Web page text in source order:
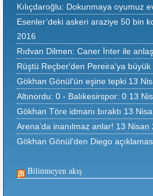
Kılıçdaroğlu: Dokunmaya oyumuz
Esenler’deki askeri araziye 50 bin
2016
Rıdvan Dilmen: Caner İnter ile
Rüştü Reçber'den Pereira'ya büyük
Gökhan Gönül'ün eşine tepki 13
Altınordu: 0 - Balıkesirspor: 0 13
Gökhan Töre idmanı bıraktı 13
Arena’da inanılmaz anlar! 13 Nisan
Gökhan Gönül'den Diego
Bilinmeyen akış